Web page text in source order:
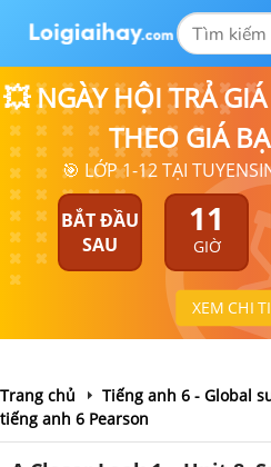
💥 NGÀY HỘI TRẢ
THEO GIÁ
🎯 LỚP 1-12 TẠI
BẮT ĐẦU
SAU
11
GIỜ
XEM CHI
Trang chủ
Tiếng anh 6 - Global
tiếng anh 6 Pearson